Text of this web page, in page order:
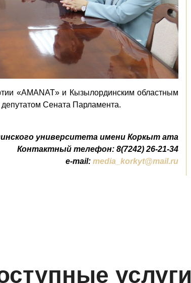
«AMANAT» и Кызылординским областным
депутатом Сената Парламента.
университета имени Коркыт ата
Контактный телефон: 8(7242) 26-21-34
e-mail: media_korkyt@mail.ru
услуги